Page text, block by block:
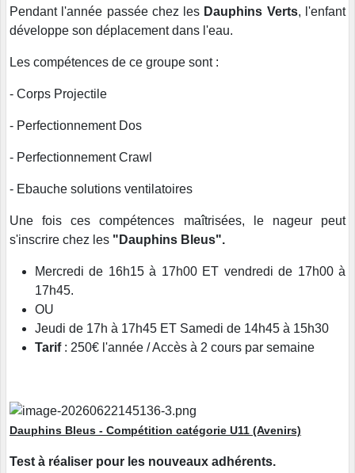
Pendant l'année passée chez les Dauphins Verts, l'enfant
développe son déplacement dans l'eau.
Les compétences de ce groupe sont :
- Corps Projectile
- Perfectionnement Dos
- Perfectionnement Crawl
- Ebauche solutions ventilatoires
Une fois ces compétences maîtrisées, le nageur peut
s'inscrire chez les "Dauphins Bleus".
Mercredi de 16h15 à 17h00 ET vendredi de 17h00 à
17h45.
OU
Jeudi de 17h à 17h45 ET Samedi de 14h45 à 15h30
Tarif: 250€ l'année / Accès à 2 cours par semaine
Dauphins Bleus - Compétition catégorie U11 (Avenirs)
Test à réaliser pour les nouveaux adhérents.